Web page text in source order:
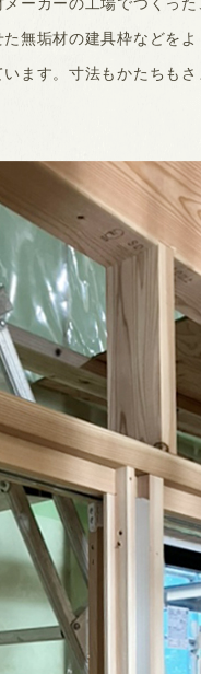
ーカーの工場でつくった
無垢材の建具枠などを
ます。寸法もかたちも